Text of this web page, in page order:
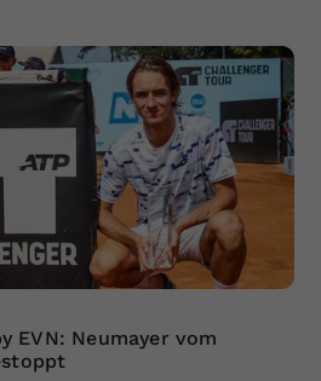
EVN: Neumayer vom
Unter anderem eine
generierte ID, für die
Speicherung Ihrer
Einstellungen, falls der
Betreiber dies eingestellt